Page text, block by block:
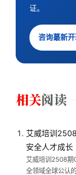
证。
咨询蕞新
艾威培训
安全人才成长
艾威培训2508
全领域全球公认